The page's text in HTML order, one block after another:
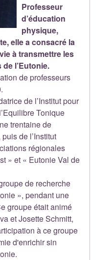
Professeur
d’éducation
physique,
elle a consacré la
à transmettre les
l’Eutonie.
de professeurs
de l’Institut pour
Tonique
trentaine de
de l’Institut
régionales
» et « Eutonie Val de
de recherche
», pendant une
groupe était animé
et Josette Schmitt,
à ce groupe
d'enrichir sin